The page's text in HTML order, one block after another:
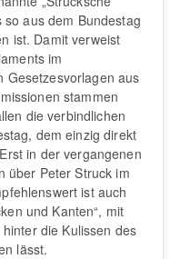
so aus dem Bundestag
ist. Damit verweist
im
Gesetzesvorlagen aus
stammen
die verbindlichen
dem einzig direkt
in der vergangenen
über Peter Struck im
ist auch
und Kanten“, mit
die Kulissen des
lässt.